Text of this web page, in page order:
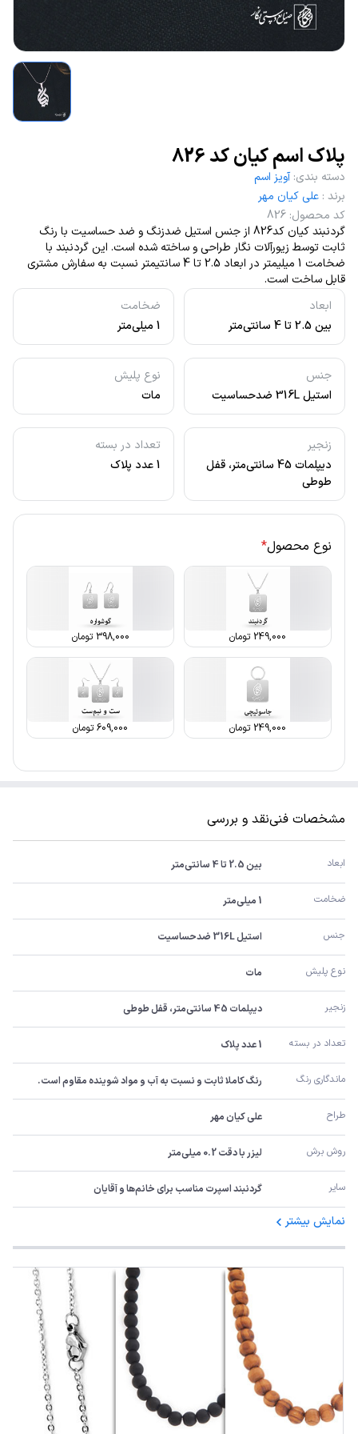
پلاک اسم کیان کد 826
ابعاد
بین 2.5 تا 4 سانتی‌متر
ضخامت
1 میلی‌متر
جنس
استیل 316L ضدحساسیت
نوع پلیش
مات
زنجیر
دیپلمات 45 سانتی‌متر، قفل
طوطی
تعداد در بسته
1 عدد پلاک
دسته بندی: آویز اسم
برند : علی کیان مهر
کد محصول:
826
گردنبند کیان کد826 از جنس استیل ضدزنگ و ضد حساسیت با رنگ
ثابت توسط زیورآلات نگار طراحی و ساخته شده است. این گردنبند با
ضخامت 1 میلیمتر در ابعاد 2.5 تا 4 سانتیمتر نسبت به سفارش مشتری
قابل ساخت است.
نوع محصول*
249,000 تومان 398,000 تومان
249,000 تومان 609,000تومان
مشخصات فنینقد و بررسی
ابعاد بین 2.5 تا 4 سانتی‌متر
ضخامت 1 میلی‌متر
جنس استیل 316L ضدحساسیت
نوع پلیش مات
زنجیر دیپلمات 45 سانتی‌متر، قفل طوطی
تعداد در بسته 1 عدد پلاک
ماندگاری رنگ رنگ کاملا ثابت و نسبت به آب و مواد شوینده مقاوم است.
طراح علی کیان مهر
روش برش لیزر با دقت 0.2 میلی‌متر
سایر گردنبند اسپرت مناسب برای خانم‌ها و آقایان
نمایش بیشتر